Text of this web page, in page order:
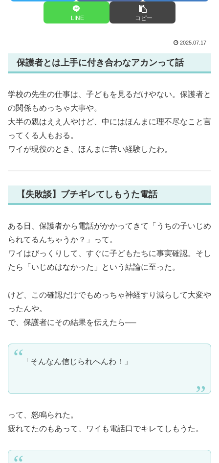
LINE コピー
2025.07.17
保護者とは上手に付き合わなアカンって話
学校の先生の仕事は、子どもを見るだけやない。保護者と
の関係もめっちゃ大事や。
大半の親はええ人やけど、中にはほんまに理不尽なこと言
ってくる人もおる。
ワイが現役のとき、ほんまに苦い経験したわ。
【失敗談】ブチギレてしもうた電話
ある日、保護者から電話がかかってきて「うちの子いじめ
られてるんちゃうか？」って。
ワイはびっくりして、すぐに子どもたちに事実確認。そし
たら「いじめはなかった」という結論に至った。
けど、この確認だけでもめっちゃ神経すり減らして大変や
ったんや。
で、保護者にその結果を伝えたら──
「そんなん信じられへんわ！」
って、怒鳴られた。
疲れてたのもあって、ワイも電話口でキレてしもうた。